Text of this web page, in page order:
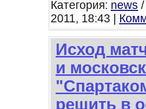
Категория: news
2011, 18:43 |
Исход
и
решить в